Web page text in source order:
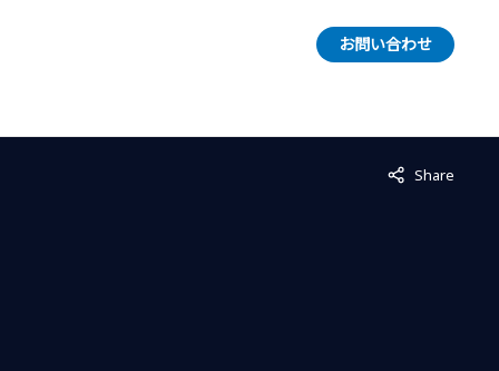
お問い合わせ
Share
Not displayed